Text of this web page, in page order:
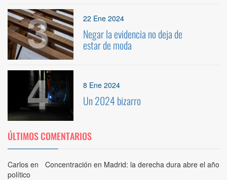
3 22 Ene 2024
Negar la evidencia no deja de
estar de moda
4 8 Ene 2024
Un 2024 bizarro
ÚLTIMOS COMENTARIOS
Carlos en
Concentración en Madrid: la derecha dura abre el año
político